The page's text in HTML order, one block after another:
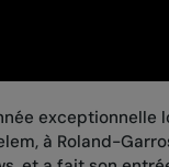
exceptionnelle
à Roland-